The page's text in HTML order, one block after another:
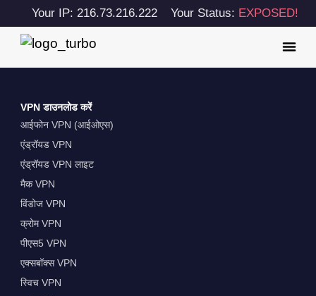
Your IP: 216.73.216.222 Your Status: EXPOSED!
VPN डाउनलोड करें
आईफोन VPN (आईओएस)
एंड्रॉयड VPN
एंड्रॉयड VPN लाइट
मैक VPN
विंडोज VPN
क्रोम VPN
पीएस5 VPN
एक्सबॉक्स VPN
स्विच VPN